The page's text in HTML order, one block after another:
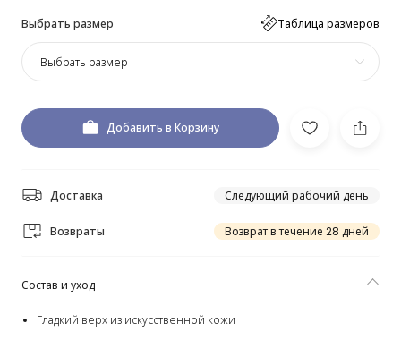
Выбрать размер Таблица размеров
Выбрать размер
Добавить в Корзину
Доставка Следующий рабочий день
Возвраты Возврат в течение 28 дней
Состав и уход
Гладкий верх из искусственной кожи